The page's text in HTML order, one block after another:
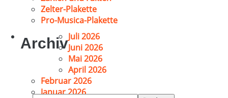
Zelter-Plakette
Pro-Musica-Plakette
ArchivJuli 2026
Juni 2026
Mai 2026
April 2026
Februar 2026
Januar 2026